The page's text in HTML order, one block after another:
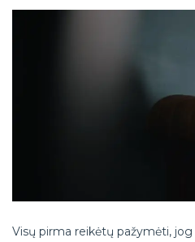
Visų pirma reikėtų pažymėti, jog